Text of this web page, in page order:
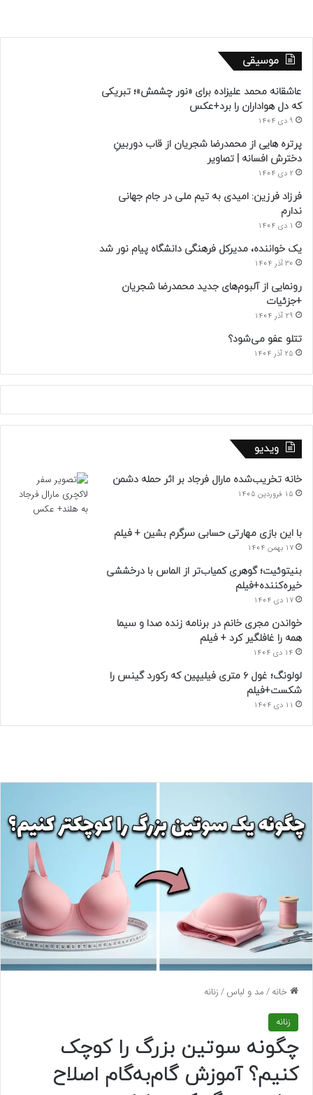
موسیقی
عاشقانه محمد علیزاده برای «نور چشمش»؛ تبریکی
که دل هواداران را برد+عکس
9 دی 1404
پرتره هایی از محمدرضا شجریان از قاب دوربینِ
دخترش افسانه | تصاویر
2 دی 1404
فرزاد فرزین: امیدی به تیم ملی در جام جهانی
ندارم
1 دی 1404
یک خواننده، مدیرکل فرهنگی دانشگاه پیام نور شد
30 آذر 1404
رونمایی از آلبوم‌های جدید محمدرضا شجریان
+جزئیات
29 آذر 1404
تتلو عفو می‌شود؟
25 آذر 1404
ویدیو
خانه تخریب‌شده مارال فرجاد بر اثر حمله دشمن
15 فروردین 1405
با این بازی مهارتی حسابی سرگرم بشین + فیلم
17 بهمن 1404
بنیتوئیت؛ گوهری کمیاب‌تر از الماس با درخششی
خیره‌کننده+فیلم
17 دی 1404
خواندن مجری خانم در برنامه زنده صدا و سیما
همه را غافلگیر کرد + فیلم
14 دی 1404
لولونگ؛ غول ۶ متری فیلیپین که رکورد گینس را
شکست+فیلم
11 دی 1404